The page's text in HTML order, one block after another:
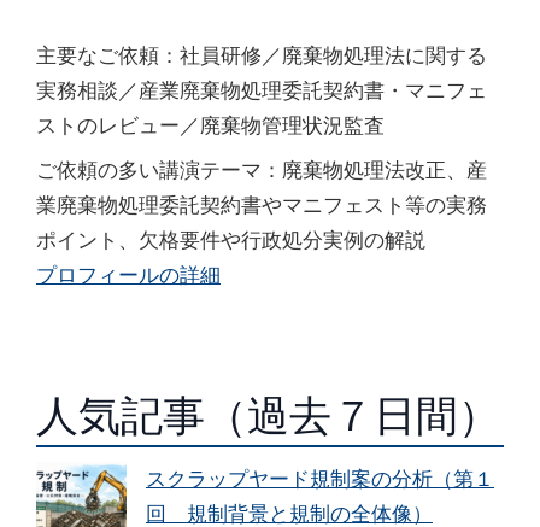
主要なご依頼：社員研修／廃棄物処理法に関する
実務相談／産業廃棄物処理委託契約書・マニフェ
ストのレビュー／廃棄物管理状況監査
ご依頼の多い講演テーマ：廃棄物処理法改正、産
業廃棄物処理委託契約書やマニフェスト等の実務
ポイント、欠格要件や行政処分実例の解説
プロフィールの詳細
人気記事（過去７日間）
スクラップヤード規制案の分析（第１
回 規制背景と規制の全体像）